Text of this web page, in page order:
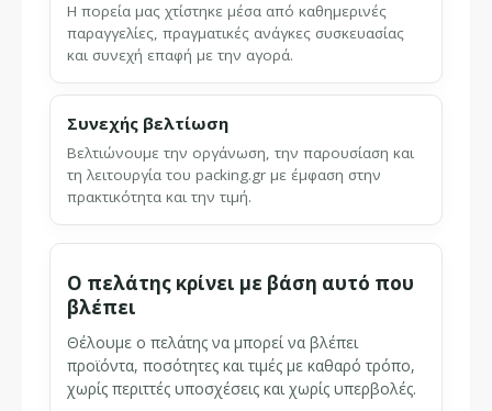
Η πορεία μας χτίστηκε μέσα από καθημερινές
παραγγελίες, πραγματικές ανάγκες συσκευασίας
και συνεχή επαφή με την αγορά.
Συνεχής βελτίωση
Βελτιώνουμε την οργάνωση, την παρουσίαση και
τη λειτουργία του packing.gr με έμφαση στην
πρακτικότητα και την τιμή.
Ο πελάτης κρίνει με βάση αυτό που
βλέπει
Θέλουμε ο πελάτης να μπορεί να βλέπει
προϊόντα, ποσότητες και τιμές με καθαρό τρόπο,
χωρίς περιττές υποσχέσεις και χωρίς υπερβολές.